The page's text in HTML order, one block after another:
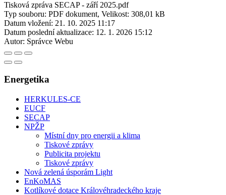
Tisková zpráva SECAP - září 2025.pdf
Typ souboru: PDF dokument, Velikost: 308,01 kB
Datum vložení: 21. 10. 2025 11:17
Datum poslední aktualizace: 12. 1. 2026 15:12
Autor: Správce Webu
Energetika
HERKULES-CE
EUCF
SECAP
NPŽP
Místní dny pro energii a klima
Tiskové zprávy
Publicita projektu
Tiskové zprávy
Nová zelená úsporám Light
EnKoMAS
Kotlíkové dotace Královéhradeckého kraje